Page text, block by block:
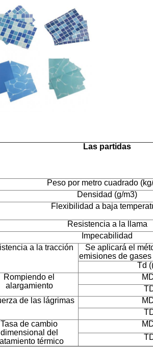
Las partidas
Peso por metro cuadrado
Densidad (g/m3)
Flexibilidad a baja
Resistencia a la llama
Impecabilidad
a la tracción
Se aplicará el
emisiones de
Td
Rompiendo el
alargamiento
de las lágrimas
Tasa de cambio
dimensional del
térmico